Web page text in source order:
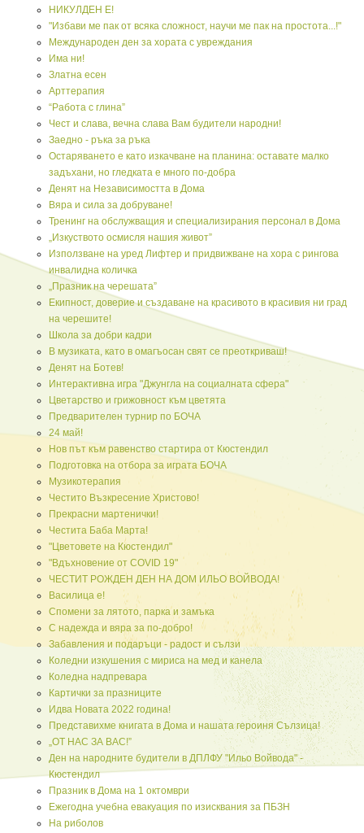
НИКУЛДЕН Е!
"Избави ме пак от всяка сложност, научи ме пак на простота...!"
Международeн ден за хората с увреждания
Има ни!
Златна есен
Арттерапия
“Работа с глина”
Чест и слава, вечна слава Вам будители народни!
Заедно - ръка за ръка
Остаряването е като изкачване на планина: оставате малко
задъхани, но гледката е много по-добра
Денят на Независимостта в Дома
Вяра и сила за добруване!
Тренинг на обслужващия и специализирания персонал в Дома
„Изкуството осмисля нашия живот”
Използване на уред Лифтер и придвижване на хора с рингова
инвалидна количка
„Празник на черешата”
Екипност, доверие и създаване на красивото в красивия ни град
на черешите!
Школа за добри кадри
В музиката, като в омагъосан свят се преоткриваш!
Денят на Ботев!
Интерактивна игра "Джунгла на социалната сфера"
Цветарство и грижовност към цветята
Предварителен турнир по БОЧА
24 май!
Нов път към равенство стартира от Кюстендил
Подготовка на отбора за играта БОЧА
Музикотерапия
Честито Възкресение Христово!
Прекрасни мартенички!
Честита Баба Марта!
"Цветовете на Кюстендил"
"Вдъхновение от COVID 19"
ЧЕСТИТ РОЖДЕН ДЕН НА ДОМ ИЛЬО ВОЙВОДА!
Василица е!
Спомени за лятото, парка и замъка
С надежда и вяра за по-добро!
Забавления и подаръци - радост и сълзи
Коледни изкушения с мириса на мед и канела
Коледна надпревара
Картички за празниците
Идва Новата 2022 година!
Представихме книгата в Дома и нашата героиня Сълзица!
„ОТ НАС ЗА ВАС!”
Ден на народните будители в ДПЛФУ "Ильо Войвода" -
Кюстендил
Празник в Дома на 1 октомври
Ежегодна учебна евакуация по изисквания за ПБЗН
На риболов